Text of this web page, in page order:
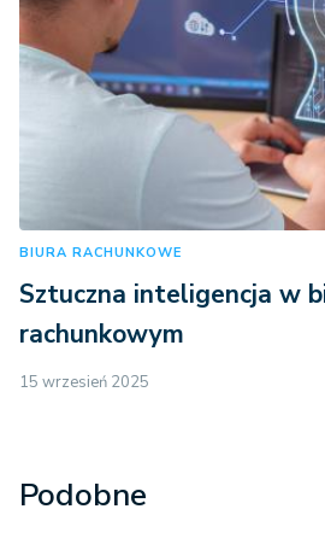
BIURA RACHUNKOWE
Sztuczna inteligencja w
rachunkowym
15 wrzesień 2025
Podobne